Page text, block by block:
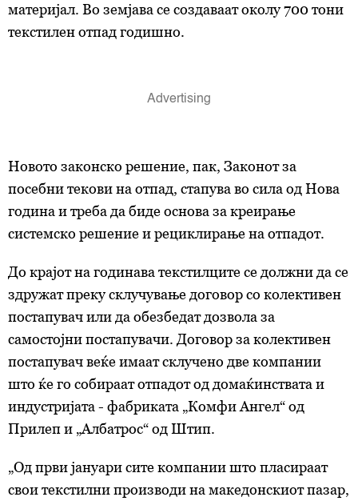
материјал. Во земјава се создаваат околу 700 тони
текстилен отпад годишно.
Новото законско решение, пак, Законот за
посебни текови на отпад, стапува во сила од Нова
година и треба да биде основа за креирање
системско решение и рециклирање на отпадот.
До крајот на годинава текстилците се должни да се
здружат преку склучување договор со колективен
постапувач или да обезбедат дозвола за
самостојни постапувачи. Договор за колективен
постапувач веќе имаат склучено две компании
што ќе го собираат отпадот од домаќинствата и
индустријата - фабриката „Комфи Ангел“ од
Прилеп и „Албатрос“ од Штип.
„Од први јануари сите компании што пласираат
свои текстилни производи на македонскиот пазар,